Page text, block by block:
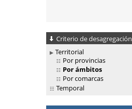
Criterio de desagregación
Territorial
Por provincias
Por ámbitos
Por comarcas
Temporal